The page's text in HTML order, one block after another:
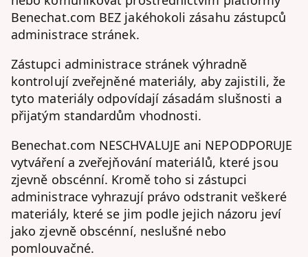
Benechat.com BEZ jakéhokoli zásahu zástupců
administrace stránek.
Zástupci administrace stránek výhradně
kontrolují zveřejněné materiály, aby zajistili, že
tyto materiály odpovídají zásadám slušnosti a
přijatým standardům vhodnosti.
Benechat.com NESCHVALUJE ani NEPODPORUJE
vytváření a zveřejňování materiálů, které jsou
zjevně obscénní. Kromě toho si zástupci
administrace vyhrazují právo odstranit veškeré
materiály, které se jim podle jejich názoru jeví
jako zjevně obscénní, neslušné nebo
pomlouvačné.